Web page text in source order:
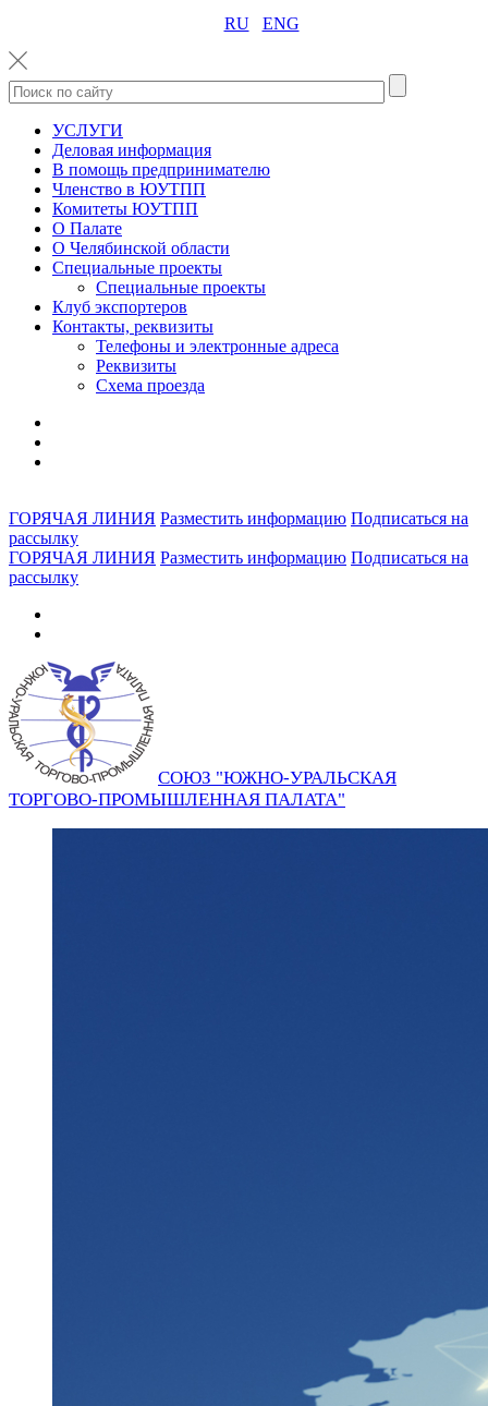
RU ENG
УСЛУГИ
Деловая информация
В помощь предпринимателю
Членство в ЮУТПП
Комитеты ЮУТПП
О Палате
О Челябинской области
Специальные проекты
Специальные проекты
Клуб экспортеров
Контакты, реквизиты
Телефоны и электронные адреса
Реквизиты
Схема проезда
ГОРЯЧАЯ ЛИНИЯ Разместить информацию Подписаться на
рассылку
ГОРЯЧАЯ ЛИНИЯ Разместить информацию Подписаться на
рассылку
СОЮЗ "ЮЖНО-УРАЛЬСКАЯ
ТОРГОВО-ПРОМЫШЛЕННАЯ ПАЛАТА"